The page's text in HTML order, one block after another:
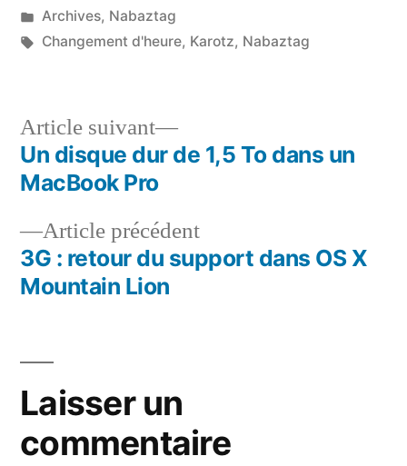
par
Publié
dans
Archives, Nabaztag
Étiquettes :
Changement d'heure, Karotz, Nabaztag
Navigation
l’article
Article précédentArticle
précédent :
3G : retour du support dans OS X
Mountain Lion
Article suivant
Article
suivant :
Un disque dur de 1,5 To dans un
MacBook Pro
Laisser un
commentaire